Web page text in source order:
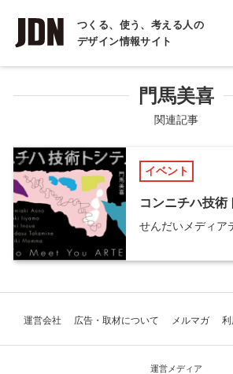
つくる、使う、考える人の
デザイン情報サイト
INTERVIEW
インタビュー
COLUMN
コラム
門馬美喜
関連記事
イベント
コンニチハ技術
せんだいメディア
運営会社 広告・取材について メルマガ
運営メディア